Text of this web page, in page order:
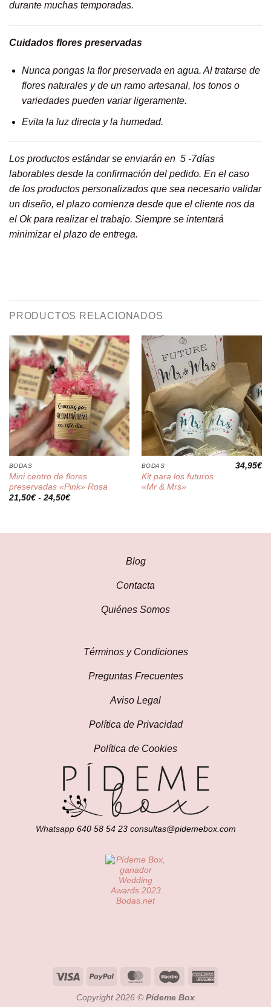
durante muchas temporadas.
Cuidados flores preservadas
Nunca pongas la flor preservada en agua. Al tratarse de
flores naturales y de un ramo artesanal, los tonos o
variedades pueden variar ligeramente.
Evita la luz directa y la humedad.
Los productos estándar se enviarán en 5 -7días
laborables desde la confirmación del pedido. En el caso
de los productos personalizados que sea necesario validar
un diseño, el plazo comienza desde que el cliente nos da
el Ok para realizar el trabajo. Siempre se intentará
minimizar el plazo de entrega.
PRODUCTOS RELACIONADOS
BODAS
Mini centro de flores
preservadas «Pink» Rosa
21,50€ - 24,50€Rango
BODAS
Kit para los futuros
«Mr & Mrs»
34,95€
Términos y Condiciones
Preguntas Frecuentes
Aviso Legal
Política de Privacidad
Política de Cookies
Blog
Contacta
Quiénes Somos
Whatsapp 640 58 54 23 consultas@pidemebox.com
Visa PayPal MasterCardMaestro
Copyright 2026 ©Pídeme Box